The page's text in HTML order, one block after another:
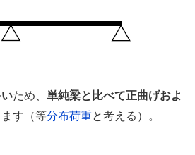
ため、 単純梁と比べて正曲げおよ
す（等分布荷重と考える）。